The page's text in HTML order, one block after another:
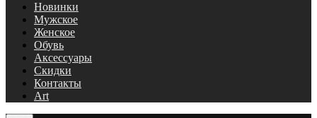
Новинки
Мужское
Женское
Обувь
Аксессуары
Скидки
Контакты
Art